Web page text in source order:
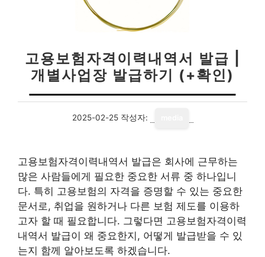
고용보험자격이력내역서 발급 |
개별사업장 발급하기 (+확인)
2025-02-25 작성자:
고용보험자격이력내역서 발급은 회사에 근무하는
많은 사람들에게 필요한 중요한 서류 중 하나입니
다. 특히 고용보험의 자격을 증명할 수 있는 중요한
문서로, 취업을 원하거나 다른 보험 제도를 이용하
고자 할 때 필요합니다. 그렇다면 고용보험자격이력
내역서 발급이 왜 중요한지, 어떻게 발급받을 수 있
는지 함께 알아보도록 하겠습니다.